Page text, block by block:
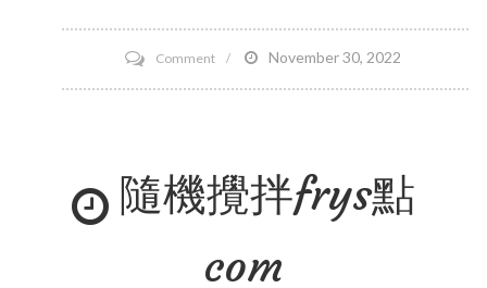
Commenton
菠
蛋
清
譜
November 30, 2022
隨機攪拌frys點
com